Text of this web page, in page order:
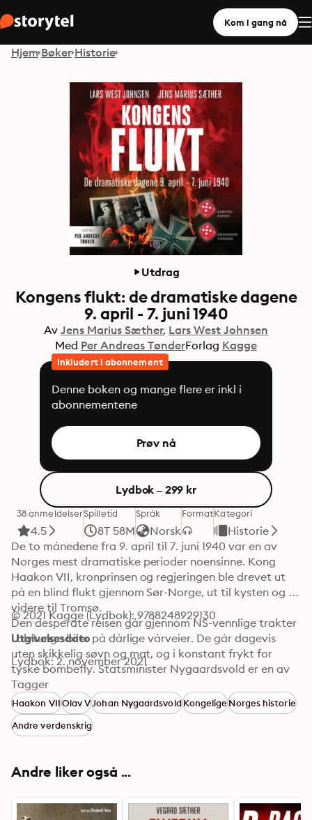
Kom i gang nå
Hjem Bøker Historie
Utdrag
Kongens flukt: de dramatiske dagene
9. april - 7. juni 1940
Av Jens Marius Sæther Lars West Johnsen
Med Per Andreas TønderForlag Kagge
Inkludert i abonnement
Denne boken og mange flere er inkl i
abonnementene
Prøv nå
Lydbok – 299 kr
38 anmeldelser
4.5
Spilletid
8T 58M
Språk
Norsk
FormatKategori
Historie
De to månedene fra 9. april til 7. juni 1940 var en av
Norges mest dramatiske perioder noensinne. Kong
Haakon VII, kronprinsen og regjeringen ble drevet ut
på en blind flukt gjennom Sør-Norge, ut til kysten og
videre til Tromsø.
Den desperate reisen går gjennom NS-vennlige trakter
i blytunge biler på dårlige vårveier. De går dagevis
uten skikkelig søvn og mat, og i konstant frykt for
tyske bombefly. Statsminister Nygaardsvold er en av
dem som takler det dårligst. Han trygler kongen om å
få gå av, men får nei.
Da de når Tromsø, raser krigen i Nord-Norge, og de
allierte svikter på alle fronter. Kongen og hans
«Kongens flukt» følger rikets viktigste menn fra time til
åndeløst spennende thriller.
© 2021 Kagge (Lydbok): 9788248929130
Utgivelsesdato
Lydbok: 2. november 2021
Tagger
Haakon VIIOlav VJohan NygaardsvoldKongeligeNorges historie
Andre verdenskrig
Andre liker også ...